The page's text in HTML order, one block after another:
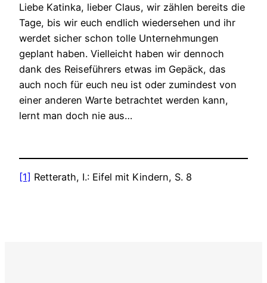
Liebe Katinka, lieber Claus, wir zählen bereits die
Tage, bis wir euch endlich wiedersehen und ihr
werdet sicher schon tolle Unternehmungen
geplant haben. Vielleicht haben wir dennoch
dank des Reiseführers etwas im Gepäck, das
auch noch für euch neu ist oder zumindest von
einer anderen Warte betrachtet werden kann,
lernt man doch nie aus…
[1] Retterath, I.: Eifel mit Kindern, S. 8